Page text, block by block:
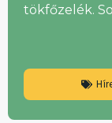
tökfőzelék.